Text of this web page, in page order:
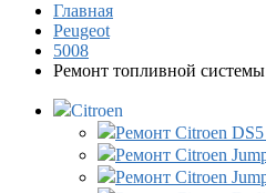
Главная
Peugeot
5008
Ремонт топливной
Citroen
Ремонт Citroen
Ремонт Citroen
Ремонт Citroen